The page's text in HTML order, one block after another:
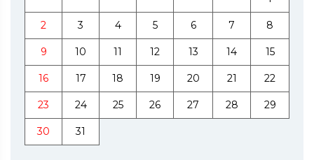
2 3 4 5 6 7 8
9 10 11 12 13 14 15
16 17 18 19 20 21 22
23 24 25 26 27 28 29
30 31